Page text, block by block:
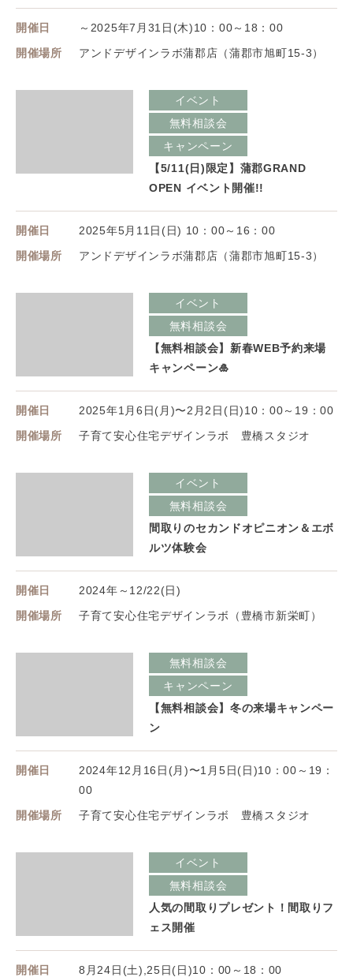
開催日
～2025年7月31日(木)10：00～18：00
開催場所
アンドデザインラボ蒲郡店（蒲郡市旭町15-3）
イベント
無料相談会
キャンペーン
【5/11(日)限定】蒲郡GRAND
OPEN イベント開催!!
開催日
2025年5月11日(日) 10：00～16：00
開催場所
アンドデザインラボ蒲郡店（蒲郡市旭町15-3）
イベント
無料相談会
【無料相談会】新春WEB予約来場
キャンペーン🎍
開催日
2025年1月6日(月)〜2月2日(日)10：00～19：00
開催場所
子育て安心住宅デザインラボ 豊橋スタジオ
イベント
無料相談会
間取りのセカンドオピニオン＆エボ
ルツ体験会
開催日
2024年～12/22(日)
開催場所
子育て安心住宅デザインラボ（豊橋市新栄町）
無料相談会
キャンペーン
【無料相談会】冬の来場キャンペー
ン
開催日
2024年12月16日(月)〜1月5日(日)10：00～19：
00
開催場所
子育て安心住宅デザインラボ 豊橋スタジオ
イベント
無料相談会
人気の間取りプレゼント！間取りフ
ェス開催
開催日
8月24日(土),25日(日)10：00～18：00